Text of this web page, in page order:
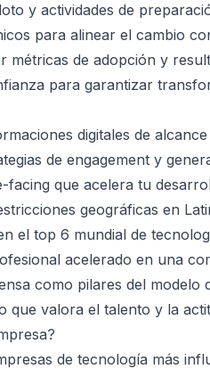
y actividades de
para alinear el cambio
métricas de adopción y
para garantizar
digitales de
de engagement y
facing que acelera tu
geográficas en
el top 6 mundial de
acelerado en una
como pilares del modelo
que valora el talento y la
de tecnología más